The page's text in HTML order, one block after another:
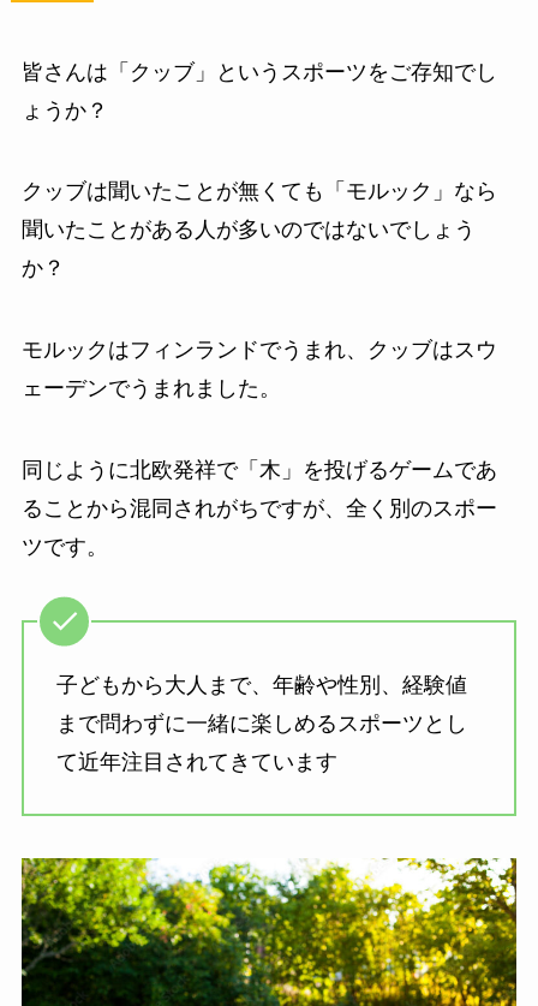
皆さんは「クッブ」というスポーツをご存知でし
ょうか？
クッブは聞いたことが無くても「モルック」なら
聞いたことがある人が多いのではないでしょう
か？
モルックはフィンランドでうまれ、クッブはスウ
ェーデンでうまれました。
同じように北欧発祥で「木」を投げるゲームであ
ることから混同されがちですが、全く別のスポー
ツです。
子どもから大人まで、年齢や性別、経験値
まで問わずに一緒に楽しめるスポーツとし
て近年注目されてきています